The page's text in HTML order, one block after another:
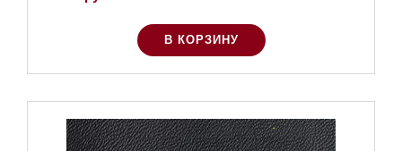
В КОРЗИНУ